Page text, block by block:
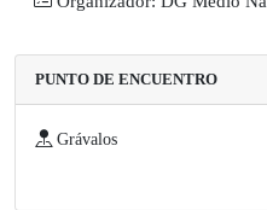
PUNTO DE ENCUENTRO
Grávalos